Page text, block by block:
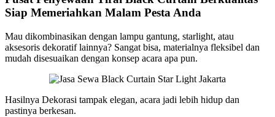
Siap Memeriahkan Malam Pesta Anda
Mau dikombinasikan dengan lampu gantung, starlight, atau
aksesoris dekoratif lainnya? Sangat bisa, materialnya fleksibel dan
mudah disesuaikan dengan konsep acara apa pun.
Hasilnya Dekorasi tampak elegan, acara jadi lebih hidup dan
pastinya berkesan.